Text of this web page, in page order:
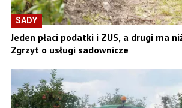
SADY
Jeden płaci podatki i ZUS, a drugi ma
Zgrzyt o usługi sadownicze